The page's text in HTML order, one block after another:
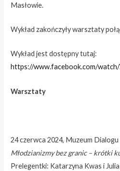
Masłowie.
Wykład zakończyły warsztaty
Wykład jest dostępny tutaj:
https://www.facebook.com/watch/
Warsztaty
24 czerwca 2024, Muzeum
Młodzianizmy bez granic – krótki
Prelegentki: Katarzyna Kwas i